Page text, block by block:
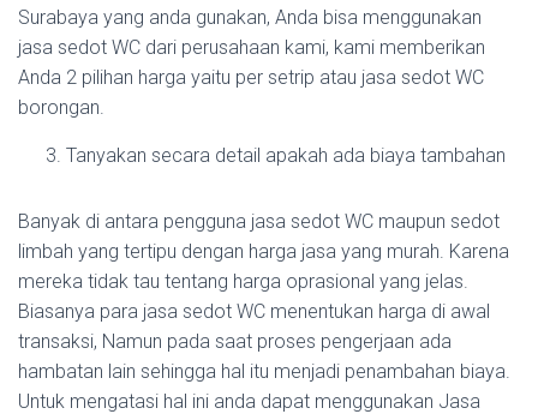
Surabaya yang anda gunakan, Anda bisa menggunakan
jasa sedot WC dari perusahaan kami, kami memberikan
Anda 2 pilihan harga yaitu per setrip atau jasa sedot WC
borongan.
Tanyakan secara detail apakah ada biaya tambahan
Banyak di antara pengguna jasa sedot WC maupun sedot
limbah yang tertipu dengan harga jasa yang murah. Karena
mereka tidak tau tentang harga oprasional yang jelas.
Biasanya para jasa sedot WC menentukan harga di awal
transaksi, Namun pada saat proses pengerjaan ada
hambatan lain sehingga hal itu menjadi penambahan biaya.
Untuk mengatasi hal ini anda dapat menggunakan Jasa